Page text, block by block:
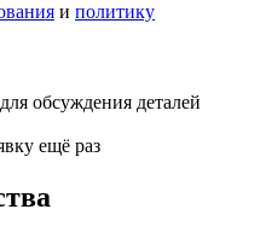
и политику
обсуждения деталей
ещё раз